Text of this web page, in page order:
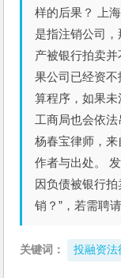
样的后果？ 上
是指注销公司
产被银行拍卖
果公司已经资
算程序，如果未
工商局也会依法
杨春宝律师，
作者与出处。
因负债被银行
销？”，若需聘
关键词： 投融资法